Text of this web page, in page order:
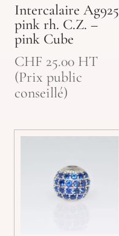
Intercalaire Ag925
pink rh. C.Z. –
pink Cube
CHF 25.00 HT
(Prix public
conseillé)